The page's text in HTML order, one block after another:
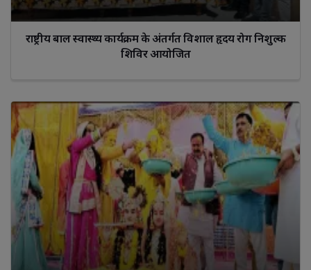
राष्ट्रीय बाल स्वास्थ्य कार्यक्रम के अंतर्गत विशाल हृदय रोग निशुल्क
शिविर आयोजित